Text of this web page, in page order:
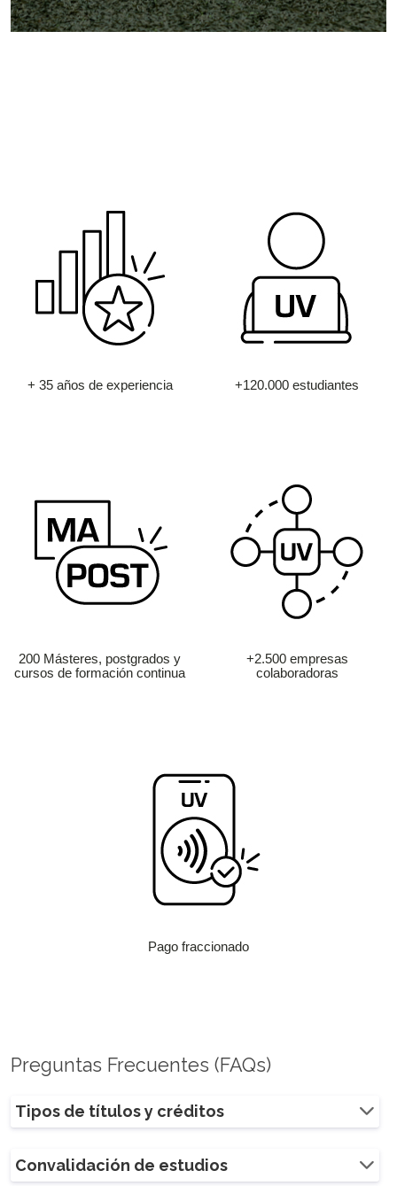
+ 35 años de experiencia +120.000 estudiantes
200 Másteres, postgrados y
cursos de formación continua
+2.500 empresas
colaboradoras
Pago fraccionado
Preguntas Frecuentes (FAQs)
Tipos de títulos y créditos
Convalidación de estudios